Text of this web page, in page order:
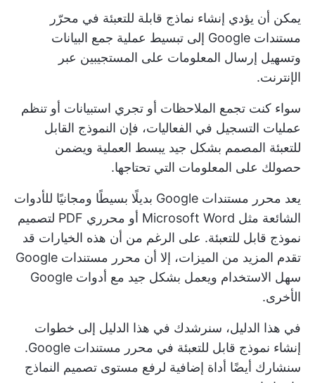
يمكن أن يؤدي إنشاء نماذج قابلة للتعبئة في محرّر
مستندات Google إلى تبسيط عملية جمع البيانات
وتسهيل إرسال المعلومات على المستجيبين عبر
الإنترنت.
سواء كنت تجمع الملاحظات أو تجري استبيانات أو تنظم
عمليات التسجيل في الفعاليات، فإن النموذج القابل
للتعبئة المصمم بشكل جيد يبسط العملية ويضمن
حصولك على المعلومات التي تحتاجها.
يعد محرر مستندات Google بديلًا بسيطًا ومجانيًا للأدوات
الشائعة مثل Microsoft Word أو محرري PDF لتصميم
نموذج قابل للتعبئة. على الرغم من أن هذه الخيارات قد
تقدم المزيد من الميزات، إلا أن محرر مستندات Google
سهل الاستخدام ويعمل بشكل جيد مع أدوات Google
الأخرى.
في هذا الدليل، سنرشدك في هذا الدليل إلى خطوات
إنشاء نموذج قابل للتعبئة في محرر مستندات Google.
سنشارك أيضًا أداة إضافية لرفع مستوى تصميم النماذج